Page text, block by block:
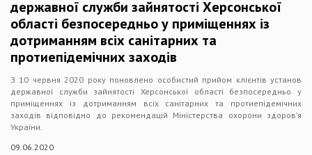
державної служби зайнятості Херсонської
області безпосередньо у приміщеннях із
дотриманням всіх санітарних та
протиепідемічних заходів
З 10 червня 2020 року поновлено особистий прийом клієнтів установ
державної служби зайнятості Херсонської області безпосередньо у
приміщеннях із дотриманням всіх санітарних та протиепідемічних
заходів відповідно до рекомендацій Міністерства охорони здоров’я
України.
09.06.2020